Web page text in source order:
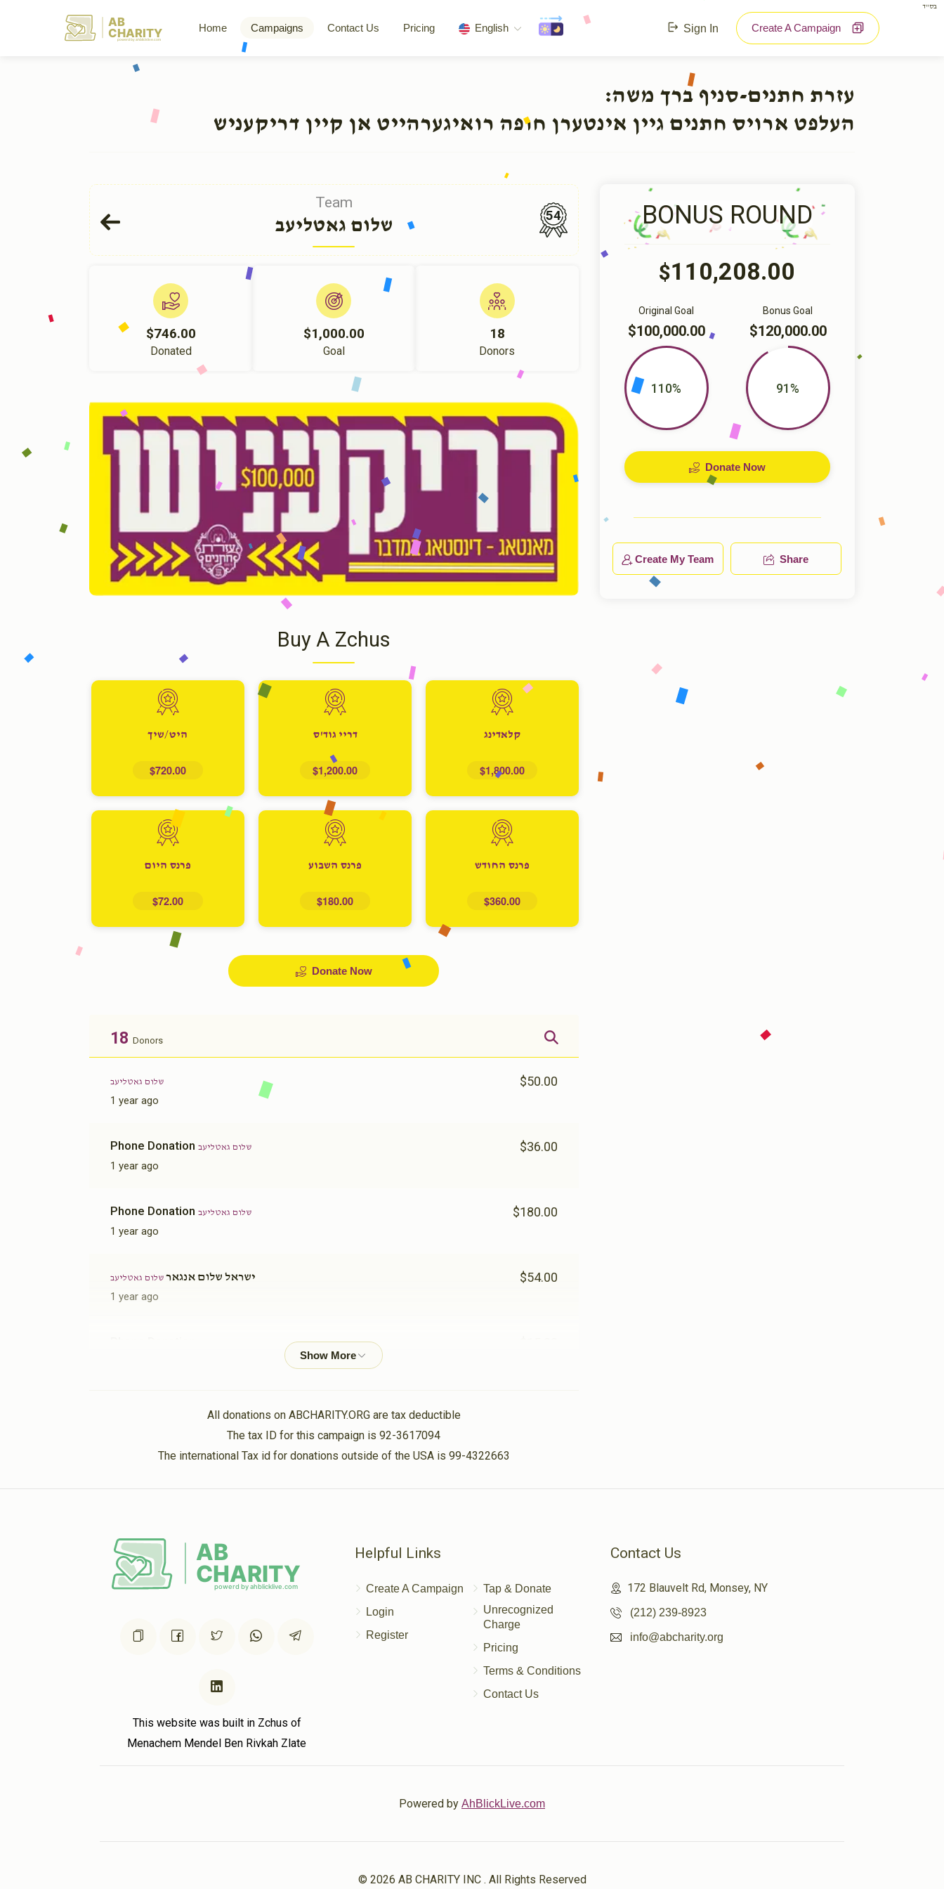
בס"ד
AB
CHARITY
powerd by ahblicklive.com
Home Campaigns Contact Us Pricing English Sign In Create A Campaign
עזרת חתנים-סניף ברך משה:
העלפט ארויס חתנים גיין אינטערן חופה רואיגערהייט אן קיין דריקעניש
Team
שלום גאטליעב 54
$746.00
Donated
$1,000.00
Goal
18
Donors
Buy A Zchus
קלאדינג
$1,800.00
דריי גוד'ס
$1,200.00
היט/שיך
$720.00
פרנס החודש
$360.00
פרנס השבוע
$180.00
פרנס היום
$72.00
Donate Now
18 Donors
שלום גאטליעב
1 year ago
$50.00
Phone Donation שלום גאטליעב
1 year ago
$36.00
Phone Donation שלום גאטליעב
1 year ago
$180.00
ישראל שלום אנגאר שלום גאטליעב
1 year ago
$54.00
Shulelm Gottlieb
Phone Donation
1 year ago
All donations on ABCHARITY.ORG are tax deductible
The tax ID for this campaign is 92-3617094
The international Tax id for donations outside of the USA is 99-4322663
BONUS ROUND
$110,208.00
Bonus Goal
$120,000.00
91%
Original Goal
$100,000.00
110%
Donate Now
Create My Team Share
This website was built in Zchus of
Menachem Mendel Ben Rivkah Zlate
Helpful Links
Create A Campaign
Login
Register
Tap & Donate
Unrecognized
Charge
Pricing
Terms & Conditions
Contact Us
Contact Us
172 Blauvelt Rd, Monsey, NY
(212) 239-8923
info@abcharity.org
Powered by AhBlickLive.com
© 2026 AB CHARITY INC . All Rights Reserved